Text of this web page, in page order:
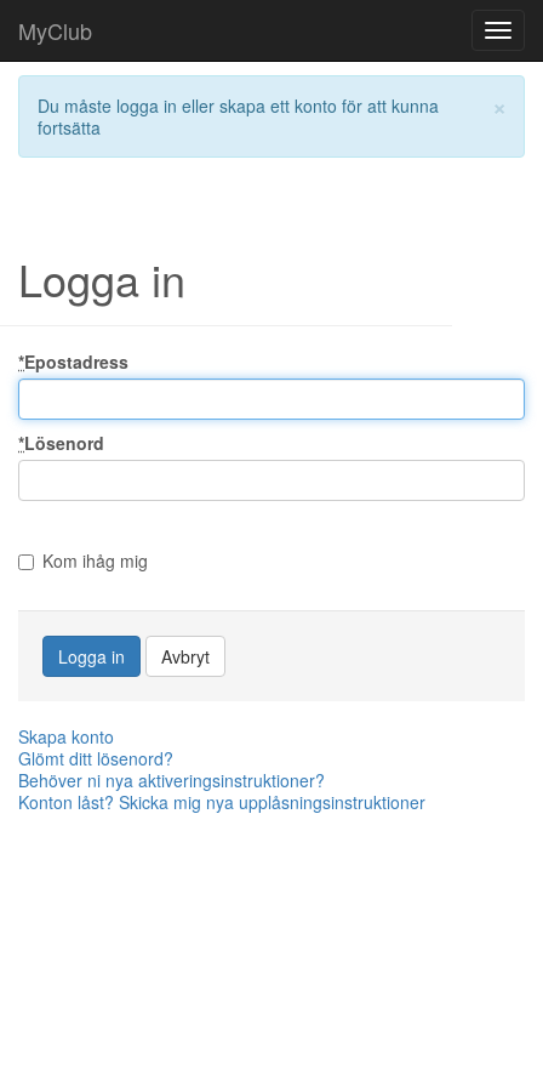
MyClub
×
Du måste logga in eller skapa ett konto för att kunna
fortsätta
Logga in
*Epostadress
*Lösenord
Kom ihåg mig
Logga in Avbryt
Skapa konto
Glömt ditt lösenord?
Behöver ni nya aktiveringsinstruktioner?
Konton låst? Skicka mig nya upplåsningsinstruktioner